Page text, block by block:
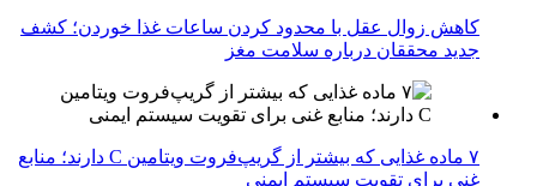
کاهش زوال عقل با محدود کردن ساعات غذا خوردن؛ کشف
جدید محققان درباره سلامت مغز
۷ ماده غذایی که بیشتر از گریپ‌فروت ویتامین C دارند؛ منابع
غنی برای تقویت سیستم ایمنی